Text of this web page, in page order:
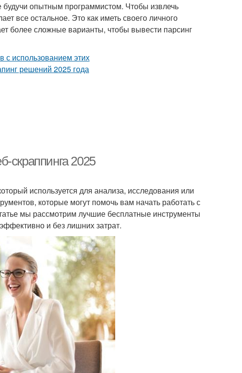
опытным программистом. Чтобы извлечь
все остальное. Это как иметь своего личного
более сложные варианты, чтобы вывести парсинг
скраппинга 2025
используется для анализа, исследования или
которые могут помочь вам начать работать с
мы рассмотрим лучшие бесплатные инструменты
и без лишних затрат.